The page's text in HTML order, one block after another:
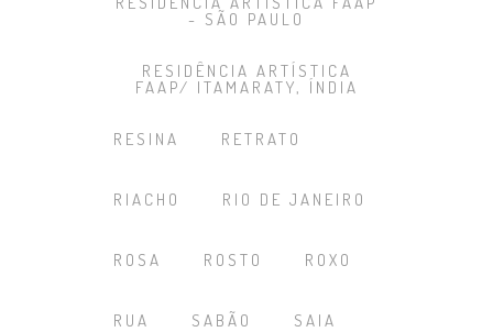
- SÃO PAULO
RESIDÊNCIA ARTÍSTICA
FAAP/ ITAMARATY, ÍNDIA
RESINA RETRATO
RIACHO RIO DE JANEIRO
ROSA ROSTO ROXO
RUA SABÃO SAIA